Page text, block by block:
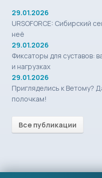
29.01.2026
URSOFORCE: Сибирский
неё
29.01.2026
Фиксаторы для суставов:
и нагрузках
29.01.2026
Пригляделись к Ветому?
полочкам!
Все публикации